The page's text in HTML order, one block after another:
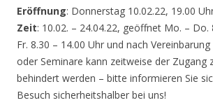
Eröffnung: Donnerstag 10.02.22, 19.00
Zeit: 10.02. – 24.04.22, geöffnet Mo. – Do.
Fr. 8.30 – 14.00 Uhr und nach
oder Seminare kann zeitweise der Zugang
behindert werden – bitte informieren Sie
Besuch sicherheitshalber bei uns!